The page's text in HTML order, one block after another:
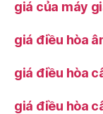
giá của máy
giá điều hòa
giá điều hòa
giá điều hòa